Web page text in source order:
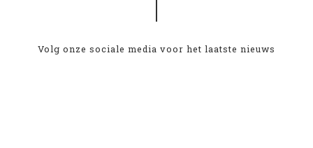
Volg onze sociale media voor het laatste nieuws